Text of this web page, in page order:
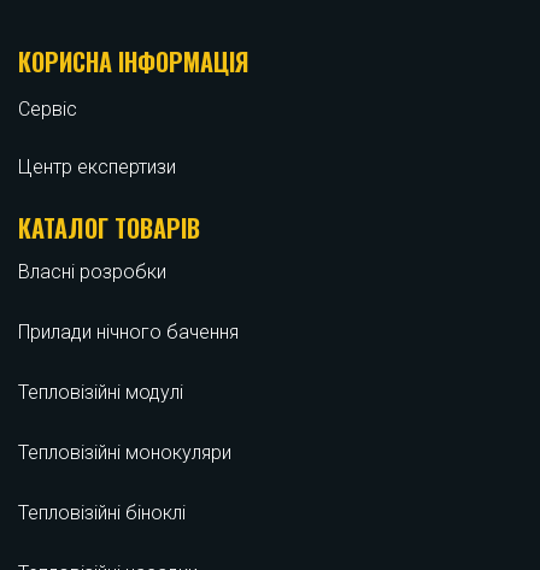
КОРИСНА ІНФОРМАЦІЯ
Сервіс
Центр експертизи
КАТАЛОГ ТОВАРІВ
Власні розробки
Прилади нічного бачення
Тепловізійні модулі
Тепловізійні монокуляри
Тепловізійні біноклі